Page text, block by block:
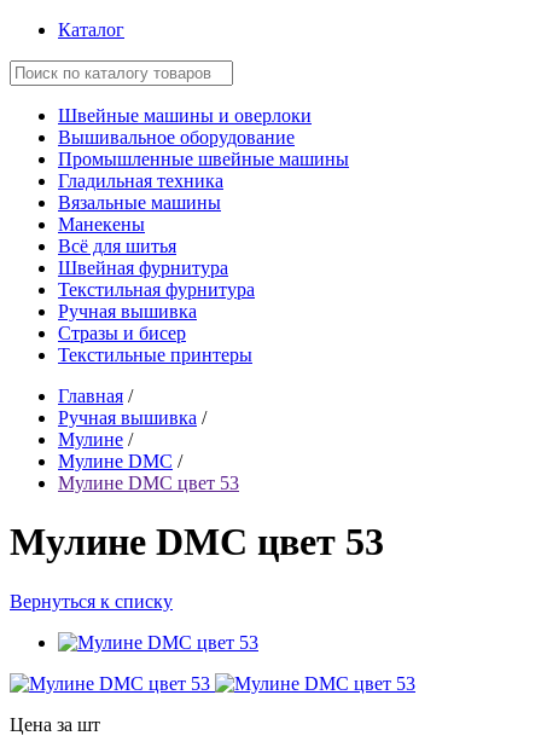
Каталог
Швейные машины и оверлоки
Вышивальное оборудование
Промышленные швейные машины
Гладильная техника
Вязальные машины
Манекены
Всё для шитья
Швейная фурнитура
Текстильная фурнитура
Ручная вышивка
Стразы и бисер
Текстильные принтеры
Главная /
Ручная вышивка /
Мулине /
Мулине DMC /
Мулине DMC цвет 53
Мулине DMC цвет 53
Вернуться к списку
Цена за шт